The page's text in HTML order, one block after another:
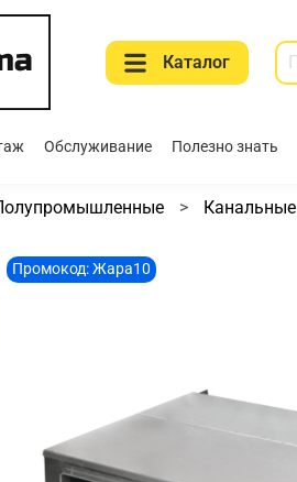
Каталог
Обслуживание Полезно знать
Канальные
Промокод: Жара10